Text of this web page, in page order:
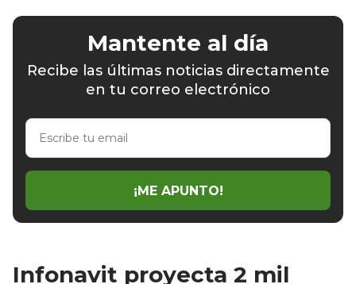
Mantente al día
Recibe las últimas noticias directamente
en tu correo electrónico
Escribe
email
¡ME APUNTO!
Infonavit proyecta 2 mil